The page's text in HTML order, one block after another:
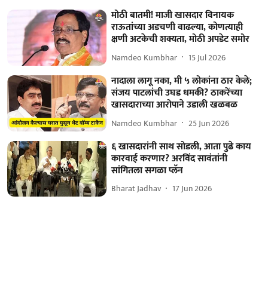
मोठी बातमी! माजी खासदार विनायक
राऊतांच्या अडचणी वाढल्या, कोणत्याही
क्षणी अटकेची शक्यता, मोठी अपडेट समोर
Namdeo Kumbhar 15 Jul 2026
नादाला लागू नका, मी ५ लोकांना ठार केले;
संजय पाटलांची उघड धमकी? ठाकरेंच्या
खासदाराच्या आरोपाने उडाली खळबळ
Namdeo Kumbhar 25 Jun 2026
६ खासदारांनी साथ सोडली, आता पुढे काय
कारवाई करणार? अरविंद सावंतांनी
सांगितला सगळा प्लॅन
Bharat Jadhav 17 Jun 2026